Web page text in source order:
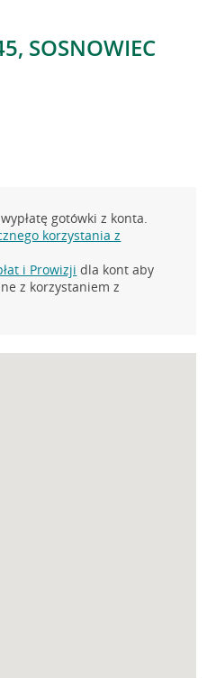
SOSNOWIEC
gotówki z konta.
korzystania z
i Prowizji dla kont aby
z korzystaniem z